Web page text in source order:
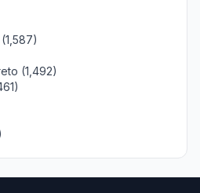
(1,492)